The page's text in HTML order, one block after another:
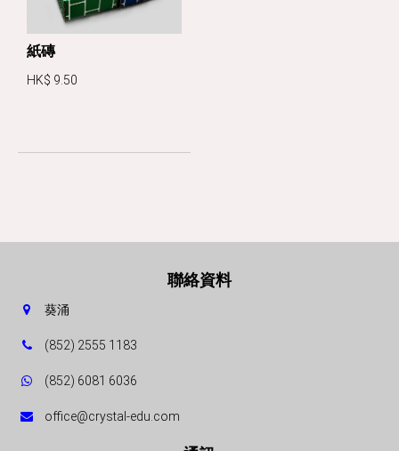
紙磚
HK$ 9.50
聯絡資料
葵涌
(852) 2555 1183
(852) 6081 6036
office@crystal-edu.com